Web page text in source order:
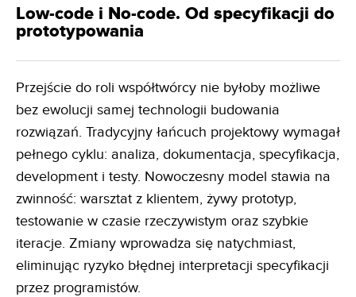
Low-code i No-code. Od specyfikacji do
prototypowania
Przejście do roli współtwórcy nie byłoby możliwe
bez ewolucji samej technologii budowania
rozwiązań. Tradycyjny łańcuch projektowy wymagał
pełnego cyklu: analiza, dokumentacja, specyfikacja,
development i testy. Nowoczesny model stawia na
zwinność: warsztat z klientem, żywy prototyp,
testowanie w czasie rzeczywistym oraz szybkie
iteracje. Zmiany wprowadza się natychmiast,
eliminując ryzyko błędnej interpretacji specyfikacji
przez programistów.